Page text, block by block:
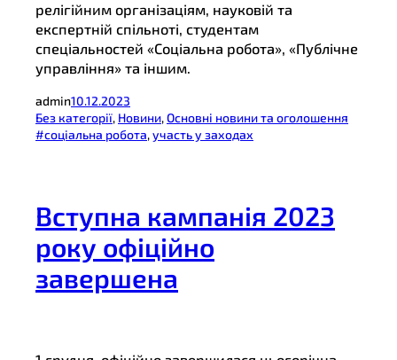
релігійним організаціям, науковій та
експертній спільноті, студентам
спеціальностей «Соціальна робота», «Публічне
управління» та іншим.
admin10.12.2023
Без категорії, Новини, Основні новини та оголошення
#соціальна робота, участь у заходах
Вступна кампанія 2023
року офіційно
завершена